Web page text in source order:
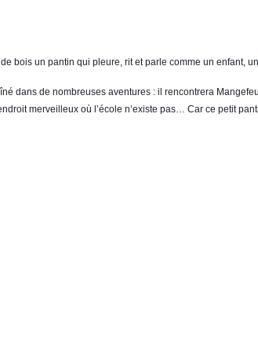
bois un pantin qui pleure, rit et parle comme un enfant,
dans de nombreuses aventures : il rencontrera
merveilleux où l’école n’existe pas… Car ce petit